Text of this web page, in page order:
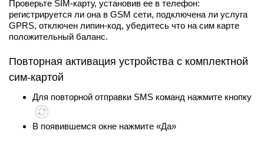
Проверьте SIM-карту, установив ее в телефон:
регистрируется ли она в GSM сети, подключена ли услуга
GPRS, отключен липин-код, убедитесь что на сим карте
положительный баланс.
Повторная активация устройства с комплектной
сим-картой
Для повторной отправки SMS команд нажмите кнопку
В появившемся окне нажмите «Да»